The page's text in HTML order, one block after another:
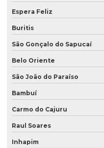
Espera Feliz
Buritis
São Gonçalo do Sapucaí
Belo Oriente
São João do Paraíso
Bambuí
Carmo do Cajuru
Raul Soares
Inhapim